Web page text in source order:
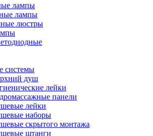
лампы
лампы
люстры
системы
душ
лейки
панели
лейки
наборы
скрытого монтажа
штанги